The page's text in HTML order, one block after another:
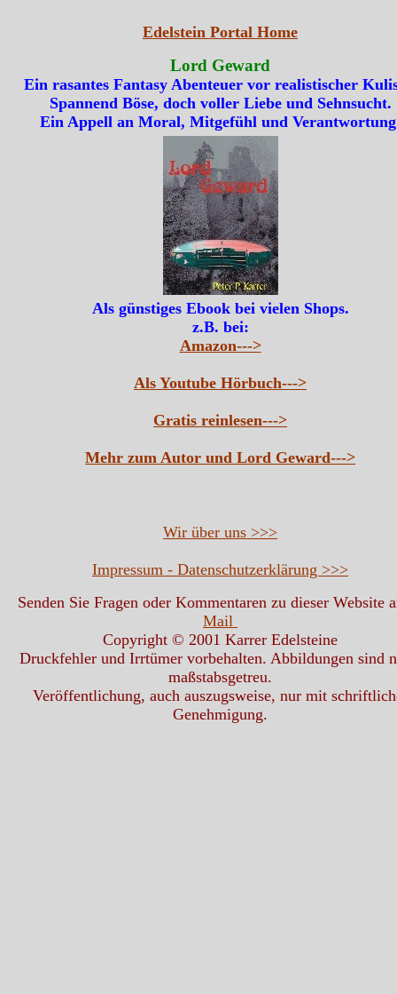
Edelstein Portal Home
Lord Geward
Ein rasantes Fantasy Abenteuer vor realistischer
Spannend Böse, doch voller Liebe und Sehnsucht.
Ein Appell an Moral, Mitgefühl und
Als günstiges Ebook bei vielen Shops.
z.B. bei:
Amazon--->
Als Youtube Hörbuch--->
Gratis reinlesen--->
Mehr zum Autor und Lord Geward--->
Wir über uns >>>
Impressum - Datenschutzerklärung >>>
Senden Sie Fragen oder Kommentaren zu dieser Website
Mail
Copyright © 2001 Karrer Edelsteine
Druckfehler und Irrtümer vorbehalten. Abbildungen sind
maßstabsgetreu.
Veröffentlichung, auch auszugsweise, nur mit
Genehmigung.